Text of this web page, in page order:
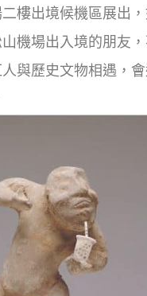
樓出境候機區展出
機場出入境的朋友
與歷史文物相遇，